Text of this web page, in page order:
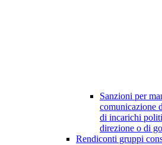
Sanzioni per
comunicazione
di incarichi
direzione o di
Rendiconti gruppi